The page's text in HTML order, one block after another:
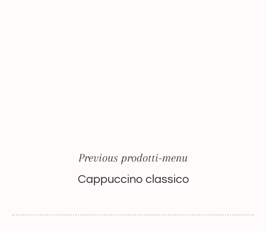
Previous prodotti-menu
Cappuccino classico